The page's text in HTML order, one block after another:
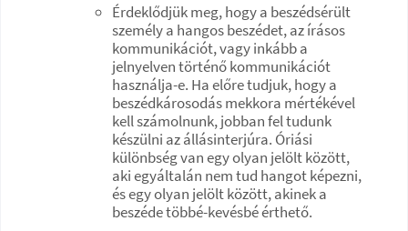
Érdeklődjük meg, hogy a beszédsérült
személy a hangos beszédet, az írásos
kommunikációt, vagy inkább a
jelnyelven történő kommunikációt
használja-e. Ha előre tudjuk, hogy a
beszédkárosodás mekkora mértékével
kell számolnunk, jobban fel tudunk
készülni az állásinterjúra. Óriási
különbség van egy olyan jelölt között,
aki egyáltalán nem tud hangot képezni,
és egy olyan jelölt között, akinek a
beszéde többé-kevésbé érthető.